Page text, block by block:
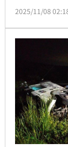
渣，造成路面
3名騎士經酒
到案說明，將
項第2款開罰
2025/11/08